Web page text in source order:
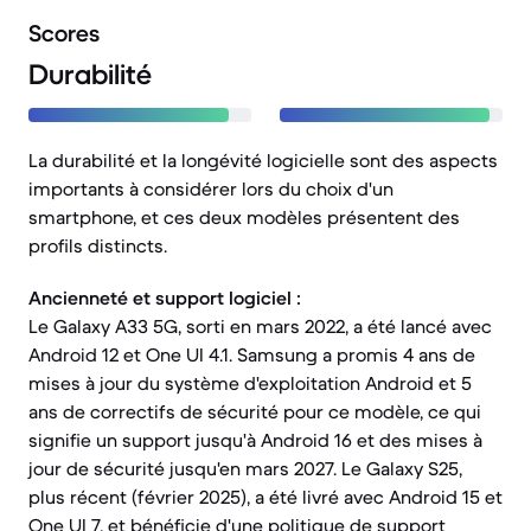
Scores
Durabilité
La durabilité et la longévité logicielle sont des aspects
importants à considérer lors du choix d'un
smartphone, et ces deux modèles présentent des
profils distincts.
Ancienneté et support logiciel :
Le Galaxy A33 5G, sorti en mars 2022, a été lancé avec
Android 12 et One UI 4.1. Samsung a promis 4 ans de
mises à jour du système d'exploitation Android et 5
ans de correctifs de sécurité pour ce modèle, ce qui
signifie un support jusqu'à Android 16 et des mises à
jour de sécurité jusqu'en mars 2027. Le Galaxy S25,
plus récent (février 2025), a été livré avec Android 15 et
One UI 7, et bénéficie d'une politique de support